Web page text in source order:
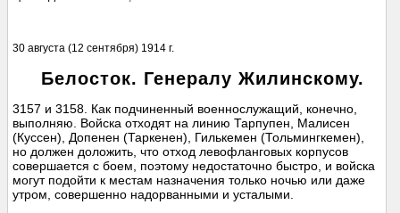
30 августа (12 сентября) 1914 г.
Белосток. Генералу Жилинскому.
3157 и 3158. Как подчиненный военнослужащий, конечно,
выполняю. Войска отходят на линию Тарпупен, Малисен
(Куссен), Допенен (Таркенен), Гилькемен (Тольмингкемен),
но должен доложить, что отход левофланговых корпусов
совершается с боем, поэтому недостаточно быстро, и войска
могут подойти к местам назначения только ночью или даже
утром, совершенно надорванными и усталыми.